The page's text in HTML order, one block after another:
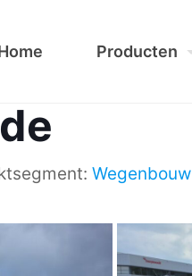
Producten
Wegenbouw